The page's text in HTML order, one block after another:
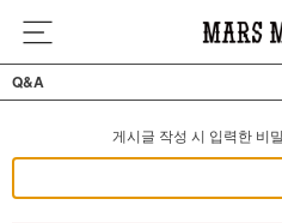
Q&A
게시글 작성 시 입력한 비